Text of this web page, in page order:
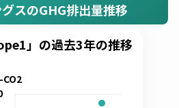
スのGHG排出量推移
」の過去3年の推移